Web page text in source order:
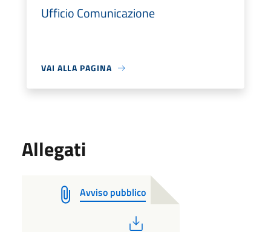
Ufficio Comunicazione
VAI ALLA PAGINA
Allegati
Avviso pubblico